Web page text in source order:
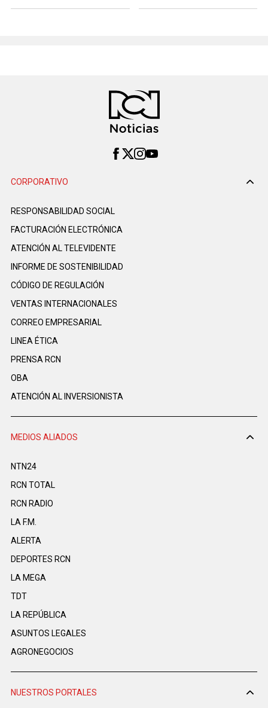
CORPORATIVO
RESPONSABILIDAD SOCIAL
FACTURACIÓN ELECTRÓNICA
ATENCIÓN AL TELEVIDENTE
INFORME DE SOSTENIBILIDAD
CÓDIGO DE REGULACIÓN
VENTAS INTERNACIONALES
CORREO EMPRESARIAL
LINEA ÉTICA
PRENSA RCN
OBA
ATENCIÓN AL INVERSIONISTA
MEDIOS ALIADOS
NTN24
RCN TOTAL
RCN RADIO
LA F.M.
ALERTA
DEPORTES RCN
LA MEGA
TDT
LA REPÚBLICA
ASUNTOS LEGALES
AGRONEGOCIOS
NUESTROS PORTALES